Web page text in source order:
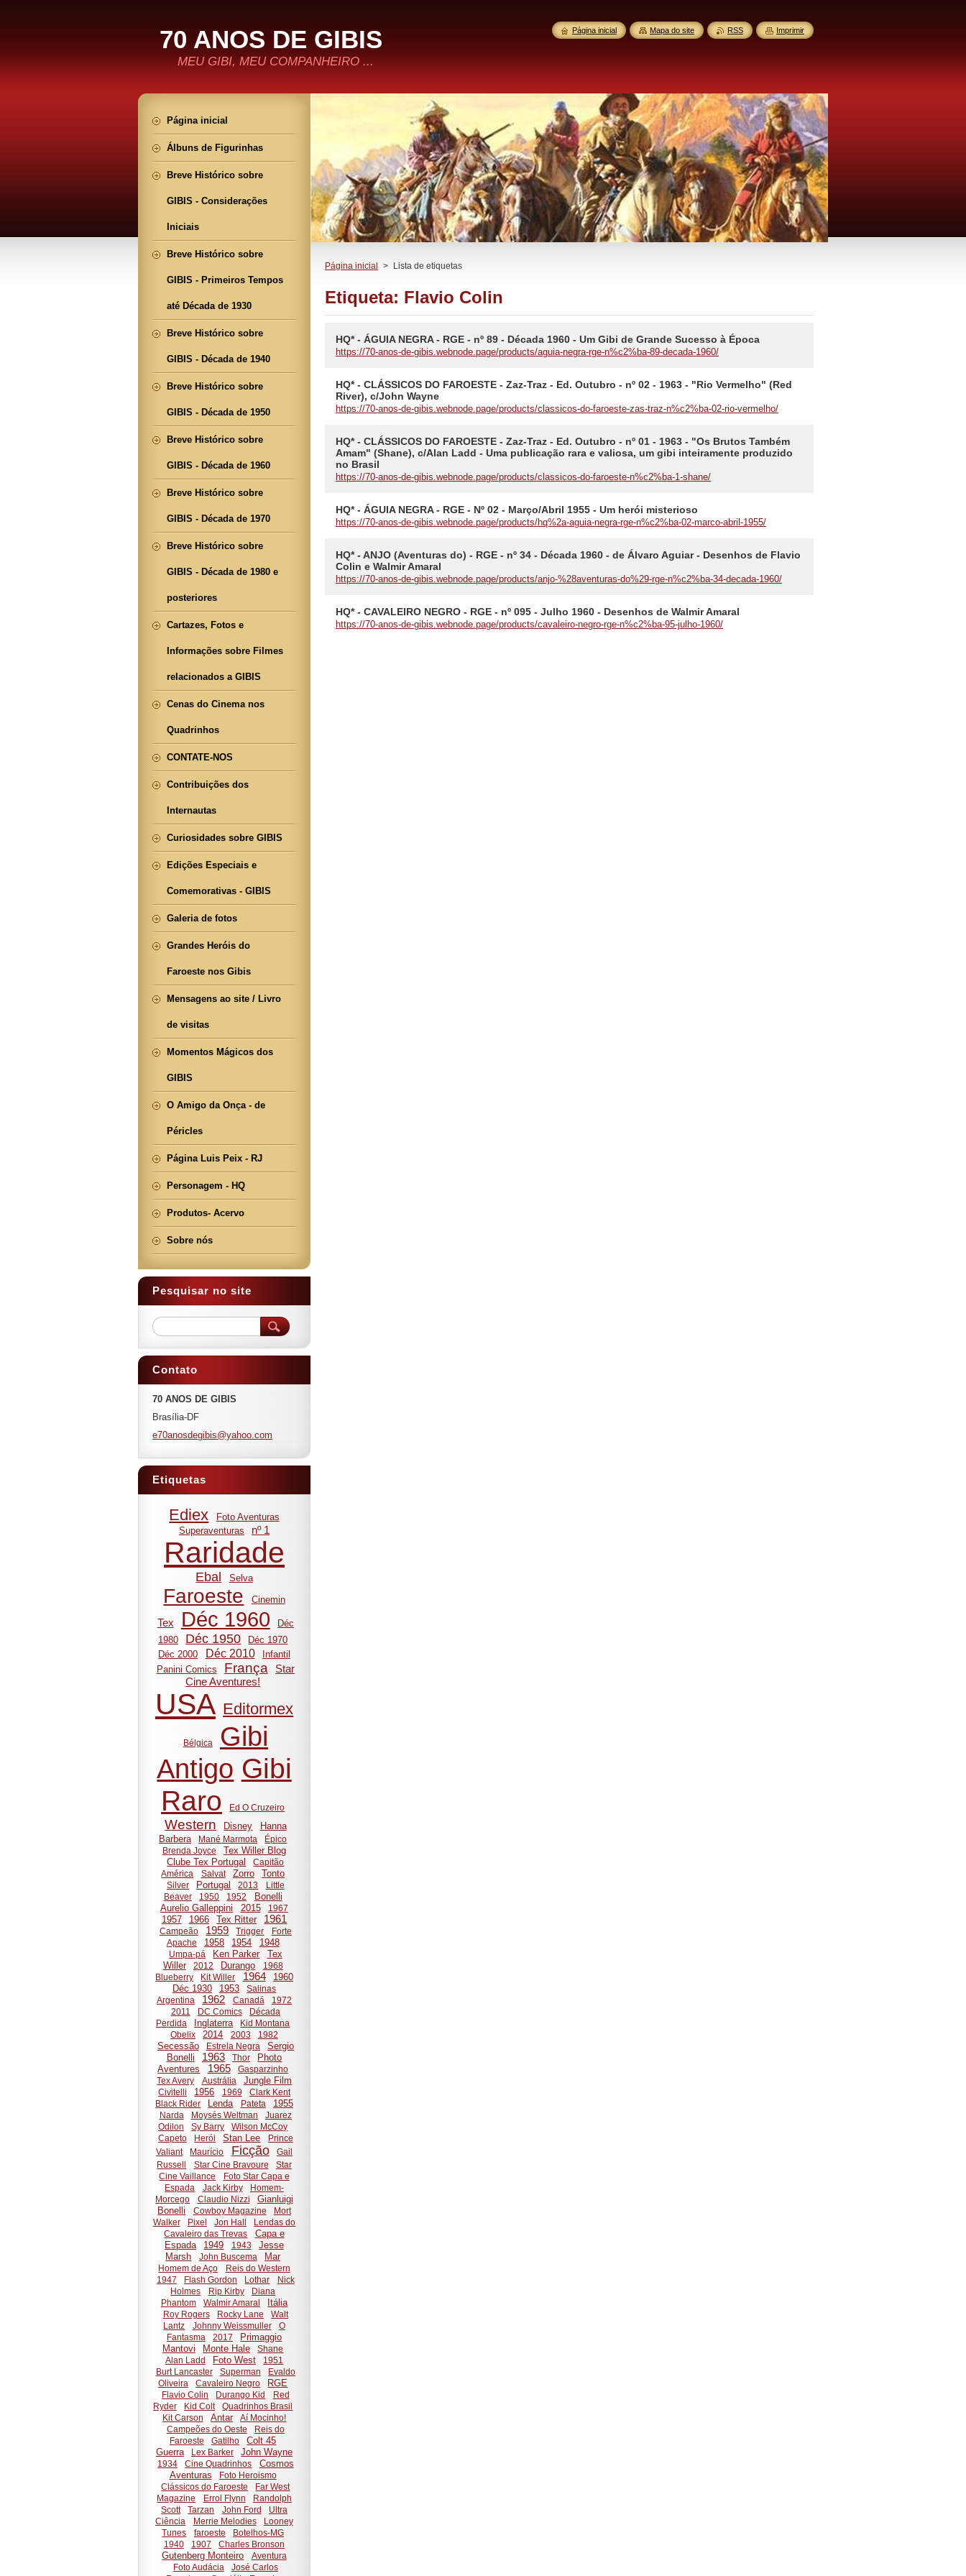
70 ANOS DE GIBIS
MEU GIBI, MEU COMPANHEIRO ...
Página inicial > Lista de etiquetas
Etiqueta: Flavio Colin
HQ* - ÁGUIA NEGRA - RGE - nº 89 - Década 1960 - Um Gibi de Grande Sucesso à Época
https://70-anos-de-gibis.webnode.page/products/aguia-negra-rge-n%c2%ba-89-decada-1960/
HQ* - CLÁSSICOS DO FAROESTE - Zaz-Traz - Ed. Outubro - nº 02 - 1963 - "Rio Vermelho" (Red
River), c/John Wayne
https://70-anos-de-gibis.webnode.page/products/classicos-do-faroeste-zas-traz-n%c2%ba-02-rio-vermelho/
HQ* - CLÁSSICOS DO FAROESTE - Zaz-Traz - Ed. Outubro - nº 01 - 1963 - "Os Brutos Também
Amam" (Shane), c/Alan Ladd - Uma publicação rara e valiosa, um gibi inteiramente produzido
no Brasil
https://70-anos-de-gibis.webnode.page/products/classicos-do-faroeste-n%c2%ba-1-shane/
HQ* - ÁGUIA NEGRA - RGE - Nº 02 - Março/Abril 1955 - Um herói misterioso
https://70-anos-de-gibis.webnode.page/products/hq%2a-aguia-negra-rge-n%c2%ba-02-marco-abril-1955/
HQ* - ANJO (Aventuras do) - RGE - nº 34 - Década 1960 - de Álvaro Aguiar - Desenhos de Flavio
Colin e Walmir Amaral
https://70-anos-de-gibis.webnode.page/products/anjo-%28aventuras-do%29-rge-n%c2%ba-34-decada-1960/
HQ* - CAVALEIRO NEGRO - RGE - nº 095 - Julho 1960 - Desenhos de Walmir Amaral
https://70-anos-de-gibis.webnode.page/products/cavaleiro-negro-rge-n%c2%ba-95-julho-1960/
Página inicial
Álbuns de Figurinhas
Breve Histórico sobre
GIBIS - Considerações
Iniciais
Breve Histórico sobre
GIBIS - Primeiros Tempos
até Década de 1930
Breve Histórico sobre
GIBIS - Década de 1940
Breve Histórico sobre
GIBIS - Década de 1950
Breve Histórico sobre
GIBIS - Década de 1960
Breve Histórico sobre
GIBIS - Década de 1970
Breve Histórico sobre
GIBIS - Década de 1980 e
posteriores
Cartazes, Fotos e
Informações sobre Filmes
relacionados a GIBIS
Cenas do Cinema nos
Quadrinhos
CONTATE-NOS
Contribuições dos
Internautas
Curiosidades sobre GIBIS
Edições Especiais e
Comemorativas - GIBIS
Galeria de fotos
Grandes Heróis do
Faroeste nos Gibis
Mensagens ao site / Livro
de visitas
Momentos Mágicos dos
GIBIS
O Amigo da Onça - de
Péricles
Página Luis Peix - RJ
Personagem - HQ
Produtos- Acervo
Sobre nós
Pesquisar no site
Contato
70 ANOS DE GIBIS
Brasília-DF
e70anosdegibis@yahoo.com
Etiquetas
Ediex
Foto Aventuras
Superaventuras
nº 1
Raridade
Ebal Selva
Faroeste Cinemin
Tex Déc 1960
Déc
1980
Déc 1950
Déc 1970
Déc 2000
Déc 2010
Infantil
Panini Comics
França
Star
Cine Aventures!
USA Editormex
Bélgica
Gibi
Antigo Gibi
Raro
Ed O Cruzeiro
Western Disney
Hanna
Barbera
Mané Marmota
Épico
Brenda Joyce
Tex Willer Blog
Clube Tex Portugal
Capitão
América
Salvat Zorro Tonto
Silver Portugal 2013
Little
Beaver
1950 1952
Bonelli
Aurelio Galleppini
2015 1967
1957 1966 Tex Ritter 1961
Campeão 1959 Trigger
Forte
Apache
1958 1954 1948
Umpa-pá Ken Parker
Tex
Willer
2012 Durango
1968
Blueberry
Kit Willer 1964
1960
Déc 1930
1953
Salinas
Argentina
1962 Canadá
1972
2011
DC Comics
Década
Perdida
Inglaterra
Kid Montana
Obelix
2014 2003 1982
Secessão Estrela Negra
Sergio
Bonelli
1963 Thor
Photo
Aventures
1965
Gasparzinho
Tex Avery
Austrália Jungle Film
Civitelli 1956 1969
Clark Kent
Black Rider
Lenda Pateta 1955
Narda Moysés Weltman
Juarez
Odilon
Sy Barry
Wilson McCoy
Capeto
Herói Stan Lee
Prince
Valiant
Maurício Ficção
Gail
Russell
Star Cine Bravoure
Star
Cine Vaillance
Foto Star Capa e
Espada
Jack Kirby
Homem-
Morcego
Claudio Nizzi
Gianluigi
Bonelli
Cowboy Magazine
Mort
Walker
Pixel Jon Hall
Lendas do
Cavaleiro das Trevas
Capa e
Espada
1949 1943
Jesse
Marsh
John Buscema Mar
Homem de Aço
Reis do Western
1947
Flash Gordon Lothar
Nick
Holmes
Rip Kirby
Diana
Phantom
Walmir Amaral Itália
Roy Rogers Rocky Lane
Walt
Lantz
Johnny Weissmuller
O
Fantasma
2017
Primaggio
Mantovi
Monte Hale
Shane
Alan Ladd
Foto West
1951
Burt Lancaster
Superman
Evaldo
Oliveira
Cavaleiro Negro RGE
Flavio Colin Durango Kid
Red
Ryder
Kid Colt
Quadrinhos Brasil
Kit Carson
Antar
Aí Mocinho!
Campeões do Oeste
Reis do
Faroeste
Gatilho
Colt 45
Guerra
Lex Barker John Wayne
1934 Cine Quadrinhos
Cosmos
Aventuras
Foto Heroismo
Clássicos do Faroeste
Far West
Magazine
Errol Flynn
Randolph
Scott
Tarzan John Ford
Ultra
Ciência
Merrie Melodies
Looney
Tunes
faroeste
Botelhos-MG
1940
1907 Charles Bronson
Gutenberg Monteiro
Aventura
Foto Audácia
José Carlos
Página inicial Mapa do site RSS Imprimir